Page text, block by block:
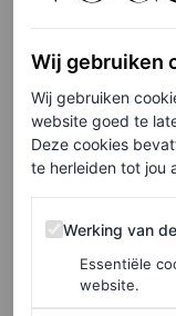
Wij gebruiken
Wij gebruiken
website goed te
Deze cookies
te herleiden tot jou
Werking van de
Werking van
Essentiële
website.